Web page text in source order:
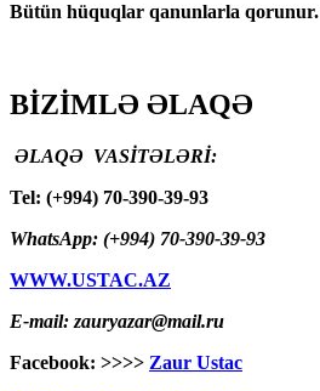
Bütün hüquqlar qanunlarla qorunur.
BİZİMLƏ ƏLAQƏ
ƏLAQƏ VASİTƏLƏRİ:
Tel: (+994) 70-390-39-93
WhatsApp: (+994) 70-390-39-93
WWW.USTAC.AZ
E-mail: zauryazar@mail.ru
Facebook: >>>> Zaur Ustac